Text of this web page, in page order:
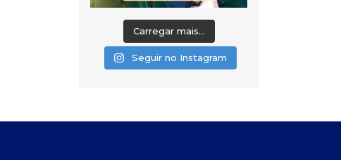
Carregar mais...
Seguir no Instagram